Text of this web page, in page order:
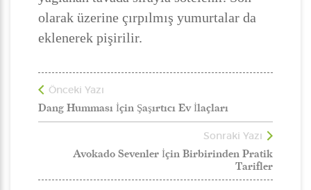
olarak üzerine çırpılmış yumurtalar da
eklenerek pişirilir.
Önceki Yazı
Dang Humması İçin Şaşırtıcı Ev İlaçları
Sonraki Yazı
Avokado Sevenler İçin Birbirinden Pratik
Tarifler